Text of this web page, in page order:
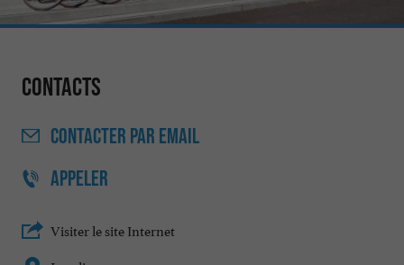
Contacts
CONTACTER PAR EMAIL
APPELER
Visiter le site Internet